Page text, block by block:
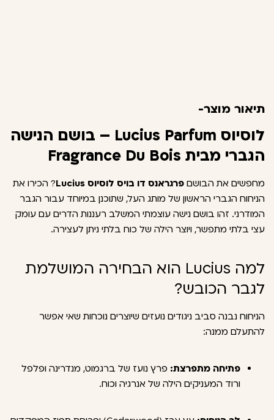
תיאור מוצר-
לוסיוס Lucius Parfum – בושם הנישה
הגברי מבית Fragrance Du Bois
מחפשים את הבושם פרגראנס דו בויס לוסיוס Lucius
? הכירו את
הניחוח הגברי הראשון של מותג העל, שתוכנן במיוחד עבור הגבר
המודרני. זהו בושם נישה עוצמתי המשלב רעננות הדרים עם עומק
עצי בלתי מתפשר, ויוצר הילה של כוח בלתי ניתן לעצירה.
למה Lucius הוא הבחירה המושלמת
לגבר הכובש?
הניחוח נבנה סביב ניגודים נועזים שיוצרים נוכחות שאי אפשר
להתעלם ממנה:
פתיחה מתפרצת: פרץ נועז של ברגמוט, מנדרינה ופלפל
ורוד המעניקים הילה של אנרגיה וכוח.